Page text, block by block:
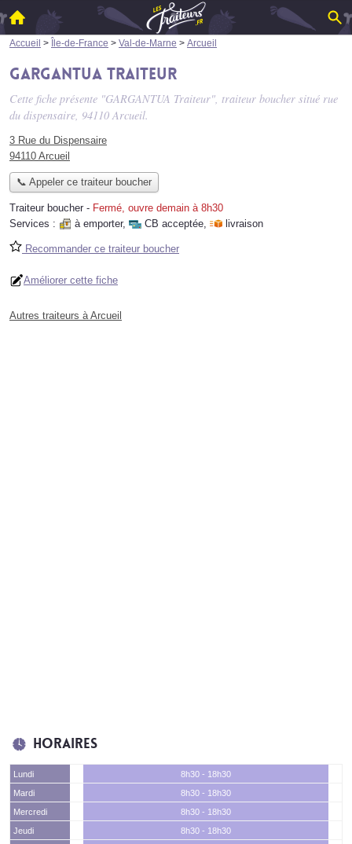
Accueil > Île-de-France > Val-de-Marne > Arcueil
GARGANTUA Traiteur
Cette fiche présente "GARGANTUA Traiteur", traiteur boucher situé rue
du dispensaire, 94110 Arcueil.
3 Rue du Dispensaire
94110 Arcueil
📞 Appeler ce traiteur boucher
Traiteur boucher - Fermé, ouvre demain à 8h30
Services :
à emporter, CB acceptée, livraison
Recommander ce traiteur boucher
Améliorer cette fiche
Autres traiteurs à Arcueil
Horaires
Lundi
8h30 - 18h30
Mardi
8h30 - 18h30
Mercredi
8h30 - 18h30
Jeudi
8h30 - 18h30